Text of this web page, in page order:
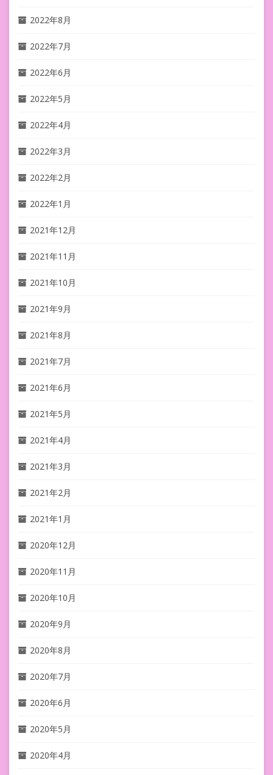
2022年8月
2022年7月
2022年6月
2022年5月
2022年4月
2022年3月
2022年2月
2022年1月
2021年12月
2021年11月
2021年10月
2021年9月
2021年8月
2021年7月
2021年6月
2021年5月
2021年4月
2021年3月
2021年2月
2021年1月
2020年12月
2020年11月
2020年10月
2020年9月
2020年8月
2020年7月
2020年6月
2020年5月
2020年4月